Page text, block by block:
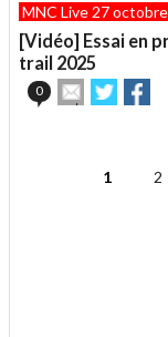
MNC Live 27
[Vidéo] Essai en
trail 2025
0
Envoyer
cet
Partager
sur sur
1 2